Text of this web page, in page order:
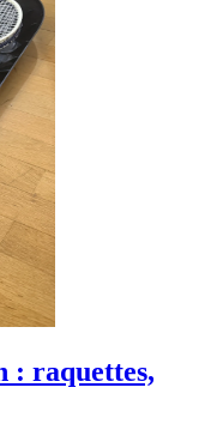
: raquettes,